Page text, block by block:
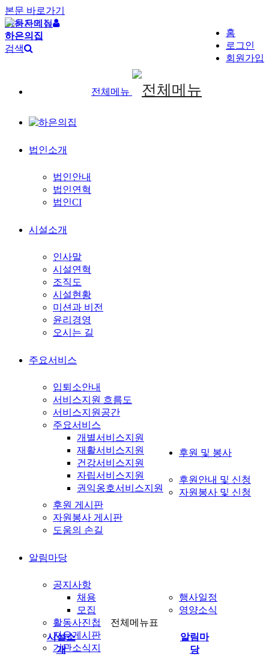
본문 바로가기
홈
로그인
회원가입
사용자메뉴
하은의집
검색
전체메뉴
법인소개
법인안내
법인연혁
법인CI
시설소개
인사말
시설연혁
조직도
시설현황
미션과 비전
윤리경영
오시는 길
주요서비스
입퇴소안내
서비스지원 흐름도
서비스지원공간
주요서비스
개별서비스지원
재활서비스지원
건강서비스지원
자립서비스지원
권익옹호서비스지원
후원 및 봉사
후원안내 및 신청
자원봉사 및 신청
후원 게시판
자원봉사 게시판
도움의 손길
알림마당
공지사항
채용
모집
행사일정
영양소식
활동사진첩
자유게시판
기관소식지
전체메뉴표
시설소
개
알림마
당